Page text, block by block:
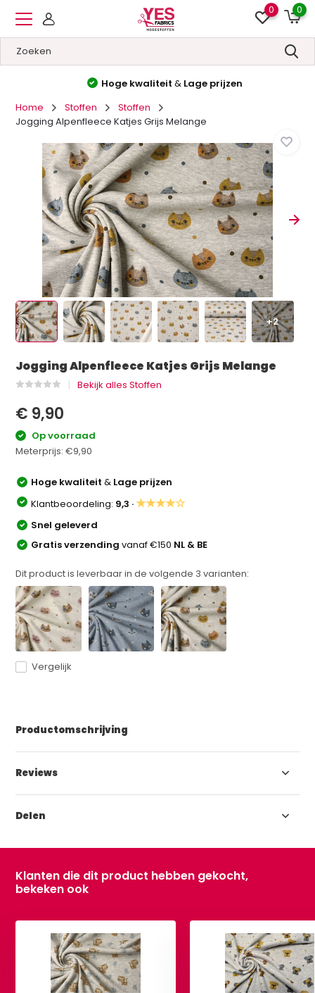
0 0
Hoge kwaliteit&Lage prijzen
Home
Stoffen
Stoffen
Jogging Alpenfleece Katjes Grijs Melange
+2
Jogging Alpenfleece Katjes Grijs Melange
Bekijk alles Stoffen
€ 9,90
Op voorraad
Meterprijs:€9,90
Hoge kwaliteit& Lage prijzen
Klantbeoordeling: 9,3 ·★★★★☆
Snel geleverd
Gratis verzendingvanaf €150 NL & BE
Dit product is leverbaar in de volgende 3 varianten:
Vergelijk
Productomschrijving
Reviews
Delen
Klanten die dit product hebben gekocht,
bekeken ook